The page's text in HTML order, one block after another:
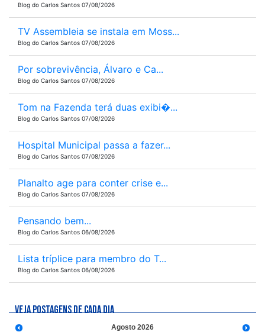
Blog do Carlos Santos 07/08/2026
TV Assembleia se instala em Moss...
Blog do Carlos Santos 07/08/2026
Por sobrevivência, Álvaro e Ca...
Blog do Carlos Santos 07/08/2026
Tom na Fazenda terá duas exibi�...
Blog do Carlos Santos 07/08/2026
Hospital Municipal passa a fazer...
Blog do Carlos Santos 07/08/2026
Planalto age para conter crise e...
Blog do Carlos Santos 07/08/2026
Pensando bem...
Blog do Carlos Santos 06/08/2026
Lista tríplice para membro do T...
Blog do Carlos Santos 06/08/2026
VEJA POSTAGENS DE CADA DIA
Agosto 2026